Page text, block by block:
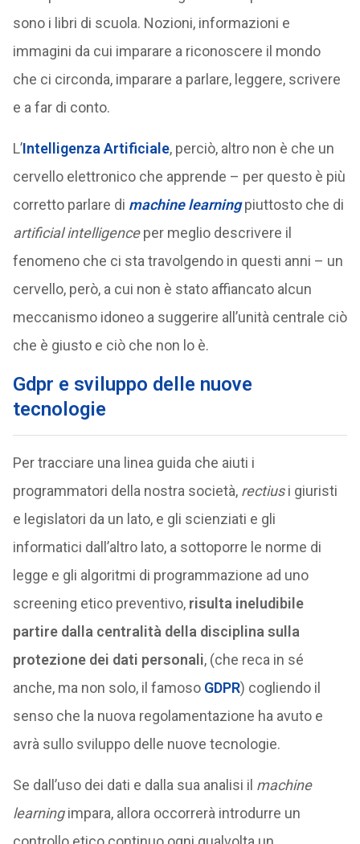
sono i libri di scuola. Nozioni, informazioni e
immagini da cui imparare a riconoscere il mondo
che ci circonda, imparare a parlare, leggere, scrivere
e a far di conto.
L’Intelligenza Artificiale, perciò, altro non è che un
cervello elettronico che apprende – per questo è più
corretto parlare di machine learningpiuttosto che di
artificial intelligenceper meglio descrivere il
fenomeno che ci sta travolgendo in questi anni – un
cervello, però, a cui non è stato affiancato alcun
meccanismo idoneo a suggerire all’unità centrale ciò
che è giusto e ciò che non lo è.
Gdpr e sviluppo delle nuove
tecnologie
Per tracciare una linea guida che aiuti i
programmatori della nostra società, rectiusi giuristi
e legislatori da un lato, e gli scienziati e gli
informatici dall’altro lato, a sottoporre le norme di
legge e gli algoritmi di programmazione ad uno
screening etico preventivo, risulta ineludibile
partire dalla centralità della disciplina sulla
protezione dei dati personali, (che reca in sé
anche, ma non solo, il famoso GDPR) cogliendo il
senso che la nuova regolamentazione ha avuto e
avrà sullo sviluppo delle nuove tecnologie.
Se dall’uso dei dati e dalla sua analisi il machine
learningimpara, allora occorrerà introdurre un